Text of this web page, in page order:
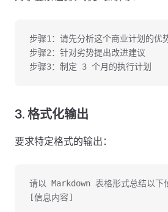
步骤1：请先分析这个商业计划的优
步骤2：针对劣势提出改进建议
步骤3：制定 3 个月的执行计划
3. 格式化输出
要求特定格式的输出：
请以 Markdown 表格形式总结以下
[信息内容]